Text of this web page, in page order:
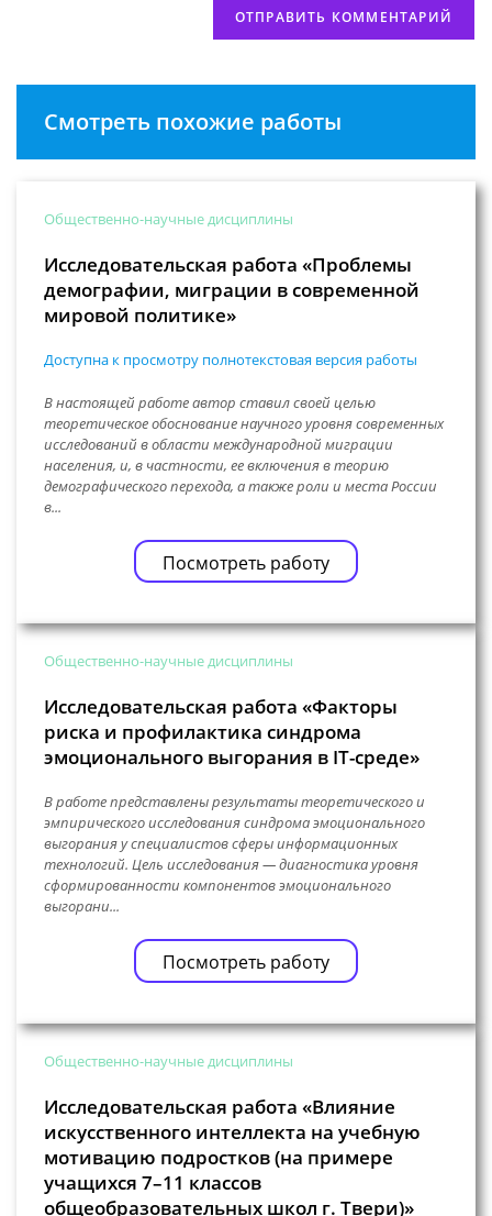
Смотреть похожие работы
Общественно-научные дисциплины
Исследовательская работа «Проблемы
демографии, миграции в современной
мировой политике»
Доступна к просмотру полнотекстовая версия работы
В настоящей работе автор ставил своей целью
теоретическое обоснование научного уровня современных
исследований в области международной миграции
населения, и, в частности, ее включения в теорию
демографического перехода, а также роли и места России
в...
Посмотреть работу
Общественно-научные дисциплины
Исследовательская работа «Факторы
риска и профилактика синдрома
эмоционального выгорания в IT-среде»
В работе представлены результаты теоретического и
эмпирического исследования синдрома эмоционального
выгорания у специалистов сферы информационных
технологий. Цель исследования — диагностика уровня
сформированности компонентов эмоционального
выгорани...
Посмотреть работу
Общественно-научные дисциплины
Исследовательская работа «Влияние
искусственного интеллекта на учебную
мотивацию подростков (на примере
учащихся 7–11 классов
общеобразовательных школ г. Твери)»